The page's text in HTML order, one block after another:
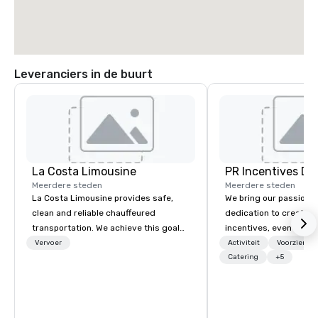
Leveranciers in de buurt
La Costa Limousine
Meerdere steden
La Costa Limousine provides safe,
clean and reliable chauffeured
transportation. We achieve this goal
with highly trained chauffeurs, the
Vervoer
PR Incentives
Meerdere steden
We bring our passion,
dedication to create
incentives, events,
meetings, product
luxury travel
Activiteit
Catering
+5